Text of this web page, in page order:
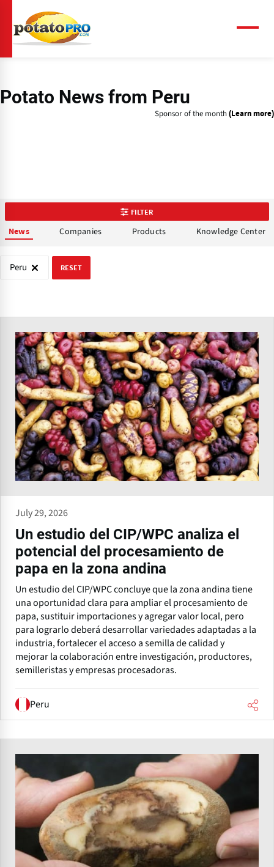
main
content
Potato News from Peru
Sponsor of the month (Learn more)
FILTER
News Companies Products Knowledge Center
Peru RESET
July 29, 2026
Un estudio del CIP/WPC analiza el
potencial del procesamiento de
papa en la zona andina
Un estudio del CIP/WPC concluye que la zona andina tiene
una oportunidad clara para ampliar el procesamiento de
papa, sustituir importaciones y agregar valor local, pero
para lograrlo deberá desarrollar variedades adaptadas a la
industria, fortalecer el acceso a semilla de calidad y
mejorar la colaboración entre investigación, productores,
semilleristas y empresas procesadoras.
Peru